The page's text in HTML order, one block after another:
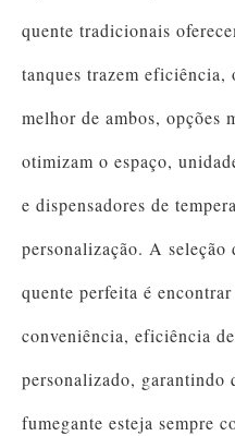
quente tradicionais
tanques trazem
melhor de ambos, opções
otimizam o espaço,
e dispensadores de
personalização. A seleção
quente perfeita é
conveniência, eficiência
personalizado, garantindo
fumegante esteja sempre